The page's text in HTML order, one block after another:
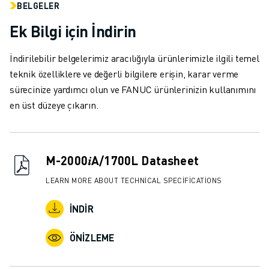
MALZEME TAŞIMA
BOYAMA
PALETLEME
PUNTA KAYNAĞI
GÖRSEL DENETIM
TEL EROZYON
VAKA ÇALIŞMALARI
MÜŞTERI HIZMETLERI
SAHA VE BAKIM
UZAKTAN TEKNIK DESTEK
DIJITAL SERVIS ARAÇLARI
İNDIRME MERKEZI » MYFANUC
BELGELER
Ek Bilgi için İndirin
İndirilebilir belgelerimiz aracılığıyla ürünlerimizle ilgili temel
teknik özelliklere ve değerli bilgilere erişin, karar verme
sürecinize yardımcı olun ve FANUC ürünlerinizin kullanımını
en üst düzeye çıkarın.
M-2000𝑖A/1700L Datasheet
LEARN MORE ABOUT TECHNICAL SPECIFICATIONS
İNDIR
ÖNIZLEME